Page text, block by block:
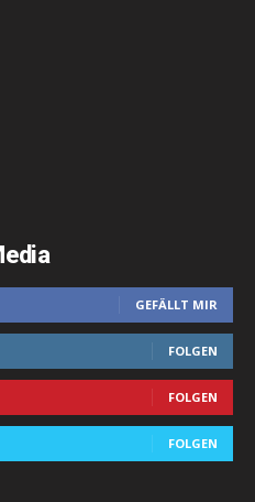
GEFÄLLT MIR
FOLGEN
FOLGEN
FOLGEN